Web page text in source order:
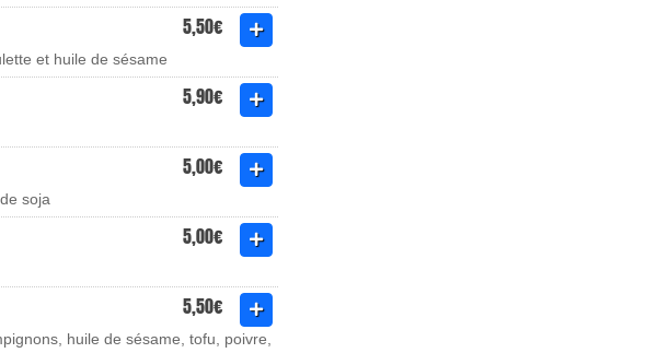
5,50€
et huile de sésame
5,90€
5,00€
soja
5,00€
5,50€
huile de sésame, tofu, poivre,